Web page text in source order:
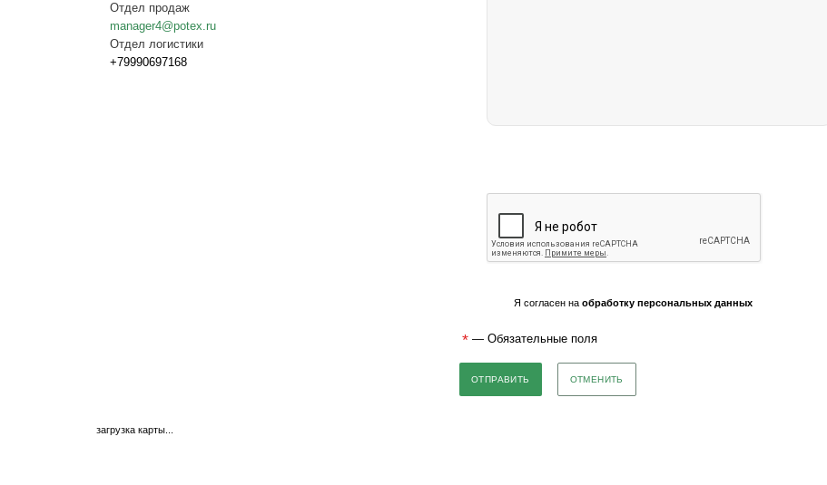
Отдел продаж
manager4@potex.ru
Отдел логистики
+79990697168
Я согласен на обработку персональных данных
* — Обязательные поля
ОТМЕНИТЬ
загрузка карты...